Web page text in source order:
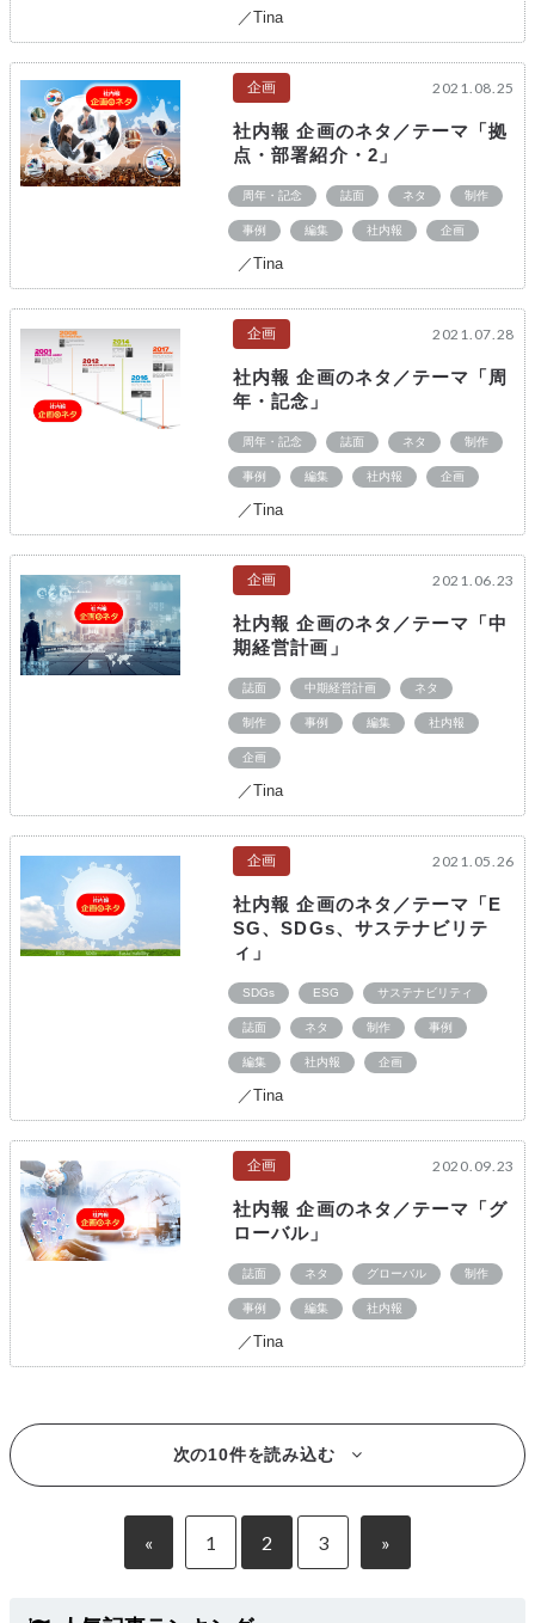
／Tina
企画 2021.08.25
社内報 企画のネタ／テーマ「拠
点・部署紹介・2」
周年・記念 誌面 ネタ 制作
事例 編集 社内報 企画
／Tina
企画 2021.07.28
社内報 企画のネタ／テーマ「周
年・記念」
周年・記念 誌面 ネタ 制作
事例 編集 社内報 企画
／Tina
企画 2021.06.23
社内報 企画のネタ／テーマ「中
期経営計画」
誌面 中期経営計画 ネタ
制作 事例 編集 社内報
企画
／Tina
企画 2021.05.26
社内報 企画のネタ／テーマ「E
SG、SDGs、サステナビリテ
ィ」
SDGs ESG サステナビリティ
誌面 ネタ 制作 事例
編集 社内報 企画
／Tina
企画 2020.09.23
社内報 企画のネタ／テーマ「グ
ローバル」
誌面 ネタ グローバル 制作
事例 編集 社内報
／Tina
次の10件を読み込む
« 1 2 3 »